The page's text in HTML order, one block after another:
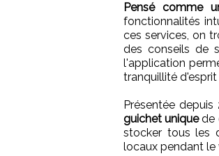
Pensé comme
fonctionnalités
ces services, on
des conseils de
l'application
tranquillité
Présentée
guichet uniquede
stocker tous les
locaux pendant le